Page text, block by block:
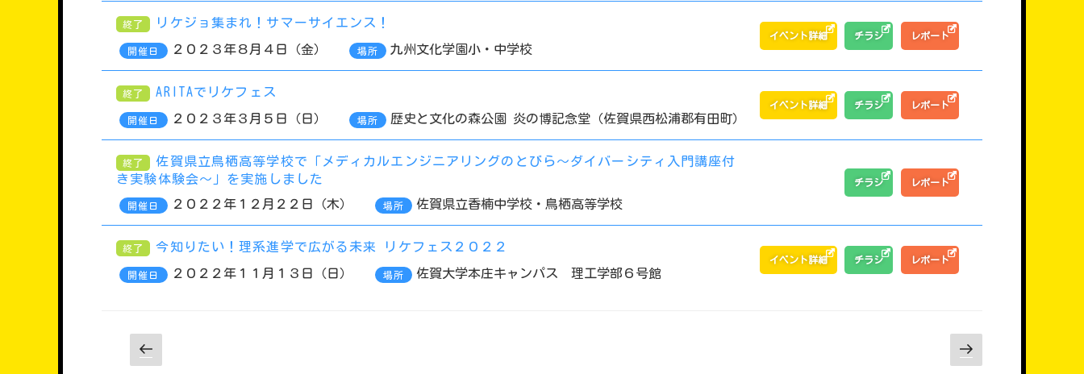
終了 リケジョ集まれ！サマーサイエンス！
イベント詳細 チラシ
レポート
開催日
２０２３年８月４日（金） 場所 九州文化学園小・中学校
終了 ARITAでリケフェス
イベント詳細 チラシ
レポート
開催日
２０２３年３月５日（日） 場所 歴史と文化の森公園 炎の博記念堂（佐賀県西松浦郡有田町）
終了
佐賀県立鳥栖高等学校で「メディカルエンジニアリングのとびら～ダイバーシティ入門講座付
き実験体験会～」を実施しました
チラシ レポート
開催日 ２０２２年１２月２２日（木） 場所 佐賀県立香楠中学校・鳥栖高等学校
終了 今知りたい！理系進学で広がる未来 リケフェス２０２２
イベント詳細 チラシ
レポート
開催日
２０２２年１１月１３日（日） 場所 佐賀大学本庄キャンパス 理工学部６号館